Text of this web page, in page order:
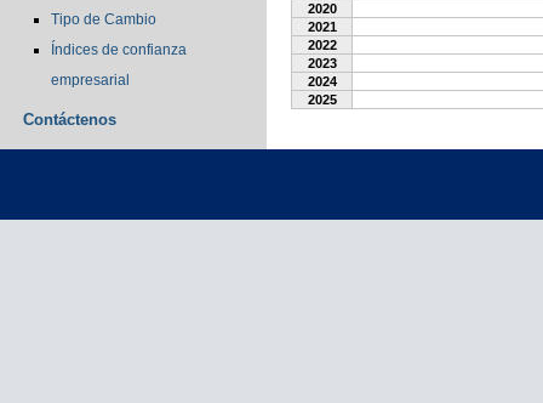
Tipo de Cambio
Índices de confianza
empresarial
Contáctenos
2020
2021
2022
2023
2024
2025